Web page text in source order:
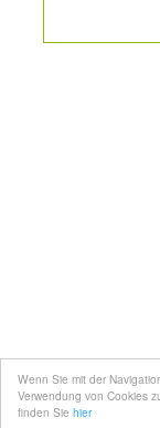
Wenn Sie mit der
Verwendung von Cookies
finden Sie hier